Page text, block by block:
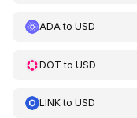
ADAto USD
DOT to USD
LINKto USD